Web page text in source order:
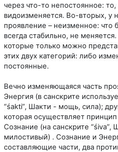
через что-то непостоянное:
видоизменяется. Во-вторых, у
проявление – неизменное: что
всегда стабильно, не
которые только можно
этих двух категорий: либо
постоянные.
Вечно изменяющаяся часть
Энергия (в санскрите
“śakti”, Шакти - мощь, сила);
которая осуществляет
Сознание (на санскрите “śiva”,
милостивый) . Сознание и
составляющие части, два